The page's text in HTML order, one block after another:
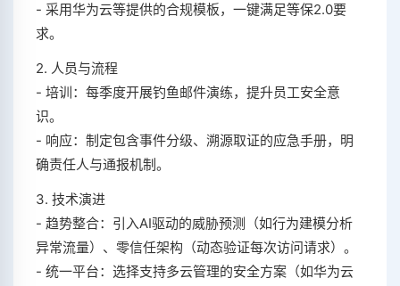
- 采用华为云等提供的合规模板，一键满足等保2.0要
求。
2. 人员与流程
- 培训：每季度开展钓鱼邮件演练，提升员工安全意
识。
- 响应：制定包含事件分级、溯源取证的应急手册，明
确责任人与通报机制。
3. 技术演进
- 趋势整合：引入AI驱动的威胁预测（如行为建模分析
异常流量）、零信任架构（动态验证每次访问请求）。
- 统一平台：选择支持多云管理的安全方案（如华为云